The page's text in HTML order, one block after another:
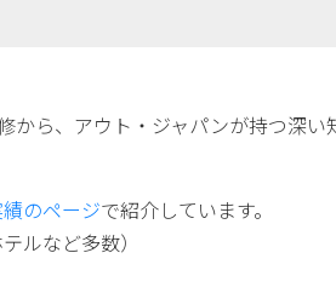
から、アウト・ジャパンが持つ深い
のページで紹介しています。
ルなど多数）